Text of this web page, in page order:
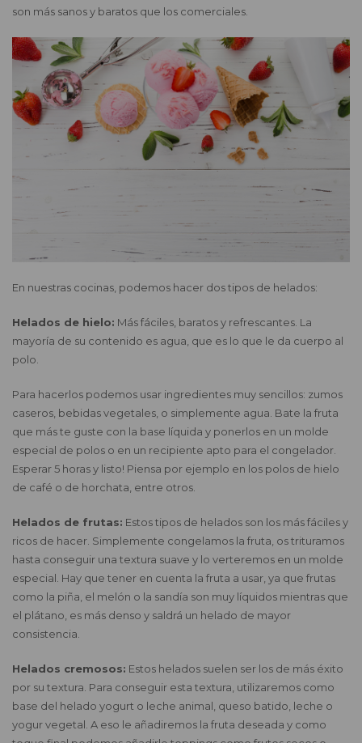
son más sanos y baratos que los comerciales.
En nuestras cocinas, podemos hacer dos tipos de helados:
Helados de hielo: Más fáciles, baratos y refrescantes. La
mayoría de su contenido es agua, que es lo que le da cuerpo al
polo.
Para hacerlos podemos usar ingredientes muy sencillos: zumos
caseros, bebidas vegetales, o simplemente agua. Bate la fruta
que más te guste con la base líquida y ponerlos en un molde
especial de polos o en un recipiente apto para el congelador.
Esperar 5 horas y listo! Piensa por ejemplo en los polos de hielo
de café o de horchata, entre otros.
Helados de frutas: Estos tipos de helados son los más fáciles y
ricos de hacer. Simplemente congelamos la fruta, os trituramos
hasta conseguir una textura suave y lo verteremos en un molde
especial. Hay que tener en cuenta la fruta a usar, ya que frutas
como la piña, el melón o la sandía son muy líquidos mientras que
el plátano, es más denso y saldrá un helado de mayor
consistencia.
Helados cremosos: Estos helados suelen ser los de más éxito
por su textura. Para conseguir esta textura, utilizaremos como
base del helado yogurt o leche animal, queso batido, leche o
yogur vegetal. A eso le añadiremos la fruta deseada y como